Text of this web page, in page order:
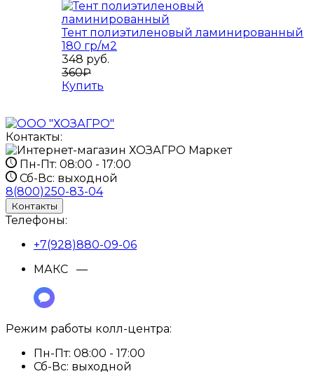
Тент полиэтиленовый ламинированный
180 гр/м2
348 руб.
360₽
Купить
Контакты:
Пн-Пт: 08:00 - 17:00
Сб-Вс: выходной
8(800)250-83-04
Контакты
Телефоны:
+7(928)880-09-06
МАКС —
Режим работы колл-центра:
Пн-Пт: 08:00 - 17:00
Сб-Вс: выходной